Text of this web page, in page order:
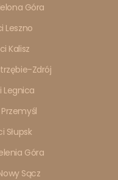
Góra
Leszno
Kalisz
Zdrój
Legnica
Słupsk
Góra
Sącz